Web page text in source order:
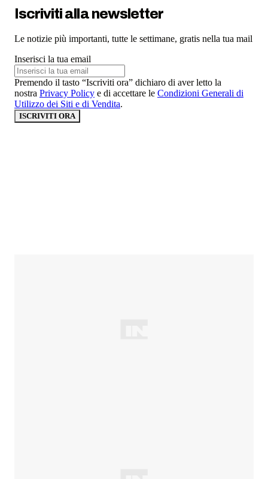
Iscriviti alla newsletter
Le notizie più importanti, tutte le settimane, gratis nella tua mail
Inserisci la tua email
Premendo il tasto “Iscriviti ora” dichiaro di aver letto la
nostra Privacy Policy e di accettare le Condizioni Generali di
Utilizzo dei Siti e di Vendita.
ISCRIVITI ORA